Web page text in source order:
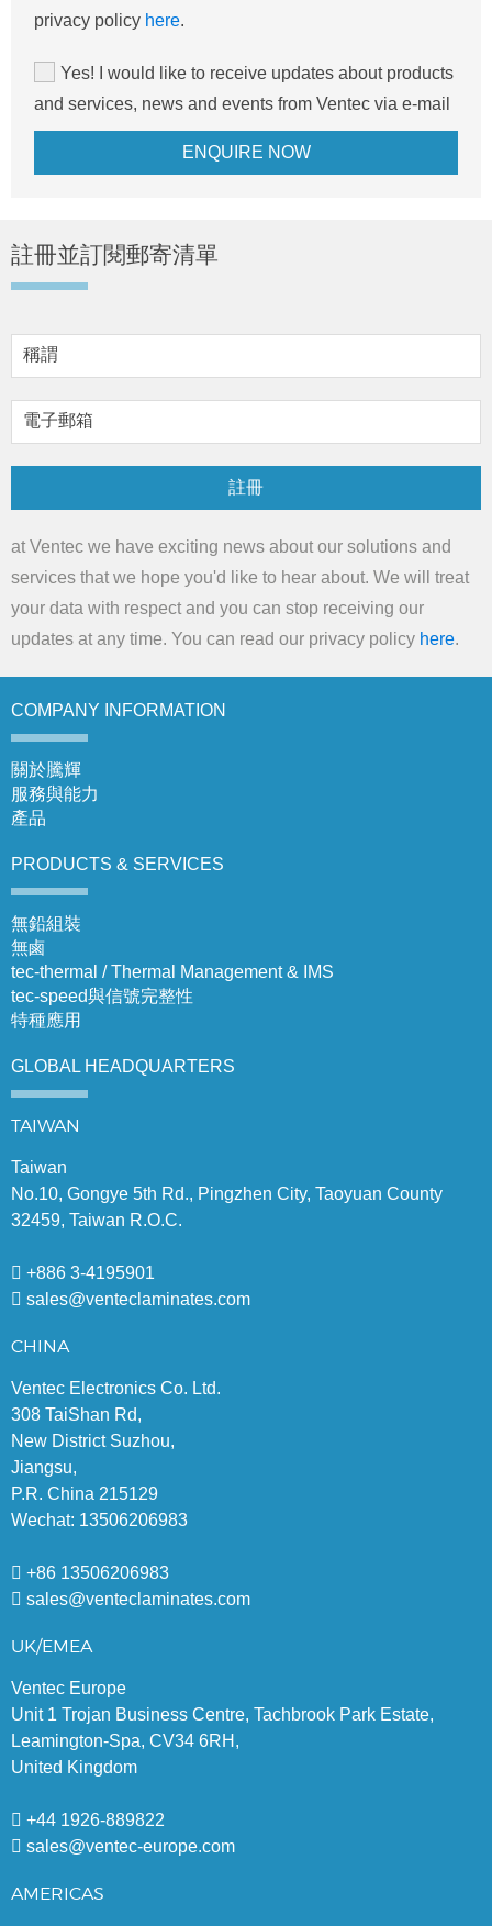
privacy policy here.
Yes! I would like to receive updates about products
and services, news and events from Ventec via e-mail
註冊並訂閱郵寄清單
註冊
at Ventec we have exciting news about our solutions and
services that we hope you'd like to hear about. We will treat
your data with respect and you can stop receiving our
updates at any time. You can read our privacy policy here.
COMPANY INFORMATION
關於騰輝
服務與能力
產品
PRODUCTS & SERVICES
無鉛組裝
無鹵
tec-thermal / Thermal Management & IMS
tec-speed與信號完整性
特種應用
GLOBAL HEADQUARTERS
TAIWAN
Taiwan
No.10, Gongye 5th Rd., Pingzhen City, Taoyuan County
32459, Taiwan R.O.C.
+886 3-4195901
sales@venteclaminates.com
CHINA
Ventec Electronics Co. Ltd.
308 TaiShan Rd,
New District Suzhou,
Jiangsu,
P.R. China 215129
Wechat: 13506206983
+86 13506206983
sales@venteclaminates.com
UK/EMEA
Ventec Europe
Unit 1 Trojan Business Centre, Tachbrook Park Estate,
Leamington-Spa, CV34 6RH,
United Kingdom
+44 1926-889822
sales@ventec-europe.com
AMERICAS